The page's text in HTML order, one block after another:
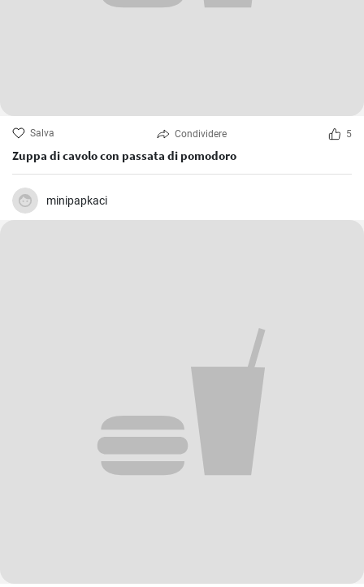
Salva Condividere 5
Zuppa di cavolo con passata di pomodoro
minipapkaci